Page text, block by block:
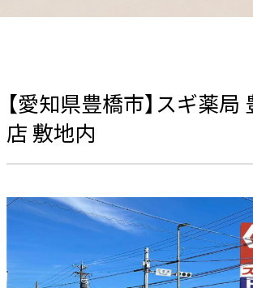
【愛知県豊橋市】スギ薬
店 敷地内